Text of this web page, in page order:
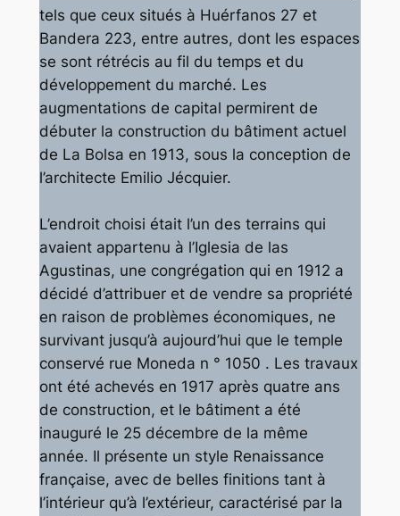
tels que ceux situés à Huérfanos 27 et
Bandera 223, entre autres, dont les espaces
se sont rétrécis au fil du temps et du
développement du marché. Les
augmentations de capital permirent de
débuter la construction du bâtiment actuel
de La Bolsa en 1913, sous la conception de
l’architecte Emilio Jécquier.
L’endroit choisi était l’un des terrains qui
avaient appartenu à l’Iglesia de las
Agustinas, une congrégation qui en 1912 a
décidé d’attribuer et de vendre sa propriété
en raison de problèmes économiques, ne
survivant jusqu’à aujourd’hui que le temple
conservé rue Moneda n ° 1050 . Les travaux
ont été achevés en 1917 après quatre ans
de construction, et le bâtiment a été
inauguré le 25 décembre de la même
année. Il présente un style Renaissance
française, avec de belles finitions tant à
l’intérieur qu’à l’extérieur, caractérisé par la